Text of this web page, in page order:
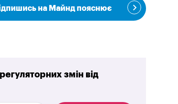
на Майнд пояснює
змін від